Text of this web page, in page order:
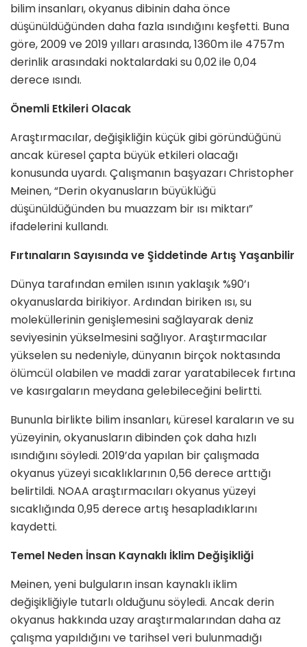
bilim insanları, okyanus dibinin daha önce
düşünüldüğünden daha fazla ısındığını keşfetti. Buna
göre, 2009 ve 2019 yılları arasında, 1360m ile 4757m
derinlik arasındaki noktalardaki su 0,02 ile 0,04
derece ısındı.
Önemli Etkileri Olacak
Araştırmacılar, değişikliğin küçük gibi göründüğünü
ancak küresel çapta büyük etkileri olacağı
konusunda uyardı. Çalışmanın başyazarı Christopher
Meinen, “Derin okyanusların büyüklüğü
düşünüldüğünden bu muazzam bir ısı miktarı”
ifadelerini kullandı.
Fırtınaların Sayısında ve Şiddetinde Artış Yaşanbilir
Dünya tarafından emilen ısının yaklaşık %90’ı
okyanuslarda birikiyor. Ardından biriken ısı, su
moleküllerinin genişlemesini sağlayarak deniz
seviyesinin yükselmesini sağlıyor. Araştırmacılar
yükselen su nedeniyle, dünyanın birçok noktasında
ölümcül olabilen ve maddi zarar yaratabilecek fırtına
ve kasırgaların meydana gelebileceğini belirtti.
Bununla birlikte bilim insanları, küresel karaların ve su
yüzeyinin, okyanusların dibinden çok daha hızlı
ısındığını söyledi. 2019’da yapılan bir çalışmada
okyanus yüzeyi sıcaklıklarının 0,56 derece arttığı
belirtildi. NOAA araştırmacıları okyanus yüzeyi
sıcaklığında 0,95 derece artış hesapladıklarını
kaydetti.
Temel Neden İnsan Kaynaklı İklim Değişikliği
Meinen, yeni bulguların insan kaynaklı iklim
değişikliğiyle tutarlı olduğunu söyledi. Ancak derin
okyanus hakkında uzay araştırmalarından daha az
çalışma yapıldığını ve tarihsel veri bulunmadığı